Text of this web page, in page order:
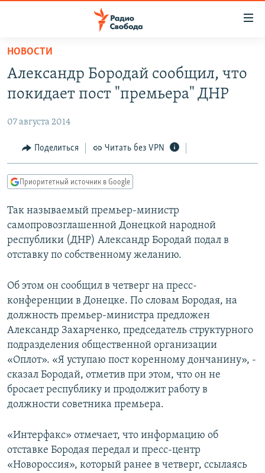
упрощенного
доступа
основному
Вернутся
главной
навигации
Вернутся
поиску
ЦИТАТЫ СВОБОДЫ
МНЕНИЯ
IDEL.РЕАЛИИ
КАВКАЗ.РЕАЛИИ
СЕВЕР.РЕАЛИИ
СИБИРЬ.РЕАЛИИ
ПОДПИШИТЕСЬ НА РАССЫЛКУ
СОЦИАЛЬНЫЕ СЕТИ
Все сайты РСЕ/РС
НОВОСТИ
Александр Бородай сообщил, что
покидает пост "премьера" ДНР
07 августа 2014
Поделиться Читать без VPN
Приоритетный источник в Google
Так называемый премьер-министр
самопровозглашенной Донецкой народной
республики (ДНР) Александр Бородай подал в
отставку по собственному желанию.
Об этом он сообщил в четверг на пресс-
конференции в Донецке. По словам Бородая, на
должность премьер-министра предложен
Александр Захарченко, председатель структурного
подразделения общественной организации
«Оплот». «Я уступаю пост коренному дончанину», -
сказал Бородай, отметив при этом, что он не
бросает республику и продолжит работу в
должности советника премьера.
«Интерфакс» отмечает, что информацию об
отставке Бородая передал и пресс-центр
«Новороссия», который ранее в четверг, ссылаясь